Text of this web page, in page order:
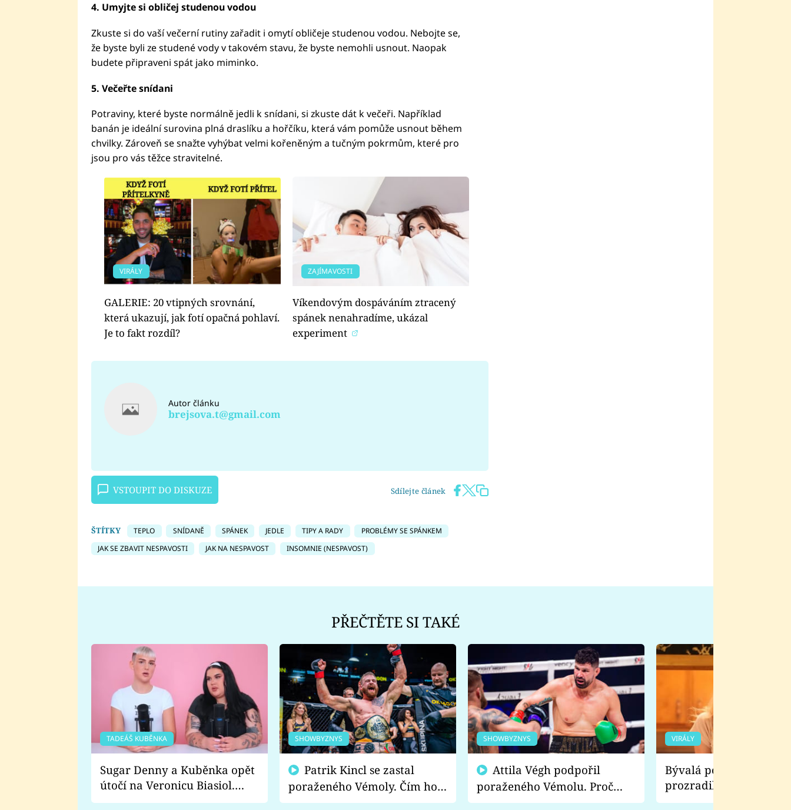
4. Umyjte si obličej studenou vodou
Zkuste si do vaší večerní rutiny zařadit i omytí obličeje studenou vodou. Nebojte se,
že byste byli ze studené vody v takovém stavu, že byste nemohli usnout. Naopak
budete připraveni spát jako miminko.
5. Večeřte snídani
Potraviny, které byste normálně jedli k snídani, si zkuste dát k večeři. Například
banán je ideální surovina plná draslíku a hořčíku, která vám pomůže usnout během
chvilky. Zároveň se snažte vyhýbat velmi kořeněným a tučným pokrmům, které pro
jsou pro vás těžce stravitelné.
VIRÁLY
GALERIE: 20 vtipných srovnání,
která ukazují, jak fotí opačná pohlaví.
Je to fakt rozdíl?
ZAJÍMAVOSTI
Víkendovým dospáváním ztracený
spánek nenahradíme, ukázal
experiment
Autor článku
brejsova.t@gmail.com
VSTOUPIT DO DISKUZE Sdílejte článek
ŠTÍTKY TEPLO SNÍDANĚ SPÁNEK JEDLE TIPY A RADY
PROBLÉMY SE SPÁNKEM
JAK SE ZBAVIT NESPAVOSTI
JAK NA NESPAVOST INSOMNIE (NESPAVOST)
PŘEČTĚTE SI TAKÉ
TADEÁŠ KUBĚNKA
Sugar Denny a Kuběnka opět
útočí na Veronicu Biasiol.
Proč je podle nich falešná a
SHOWBYZNYS
poraženého Vémoly. Čím ho
fanoušci naštvali?
SHOWBYZNYS
poraženého Vémolu. Proč
chce raději zápasit s ním než
VIRÁLY
Bývalá pornoherečka
prozradila, co ji
natáčení Euforie.